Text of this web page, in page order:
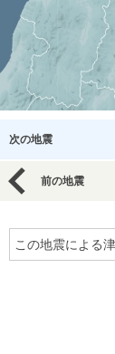
次の地震
前の地震
この地震による